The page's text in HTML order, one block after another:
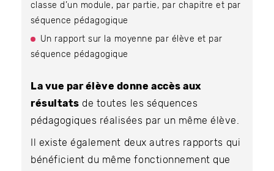
classe d’un module, par partie, par chapitre et par
séquence pédagogique
Un rapport sur la moyenne par élève et par
séquence pédagogique
La vue par élève donne accès aux
résultats de toutes les séquences
pédagogiques réalisées par un même élève.
Il existe également deux autres rapports qui
bénéficient du même fonctionnement que